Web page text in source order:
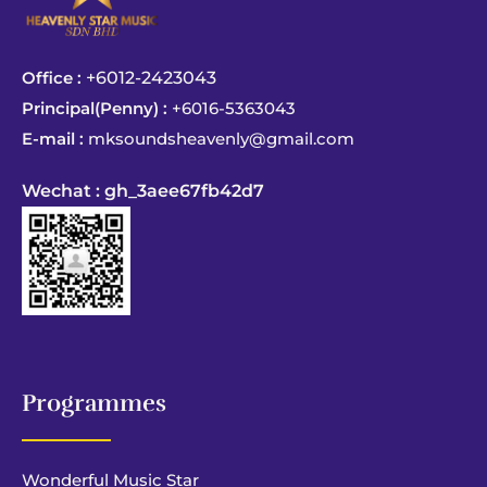
Office : +6012-2423043
Principal(Penny) : +6016-5363043
E-mail : mksoundsheavenly@gmail.com
Wechat : gh_3aee67fb42d7
Programmes
Wonderful Music Star